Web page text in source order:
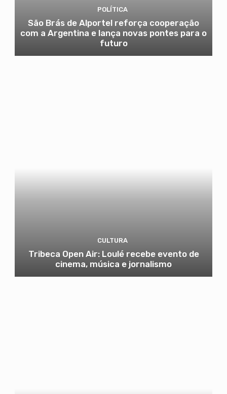
POLÍTICA
São Brás de Alportel reforça cooperação
com a Argentina e lança novas pontes para o
futuro
CULTURA
Tribeca Open Air: Loulé recebe evento de
cinema, música e jornalismo